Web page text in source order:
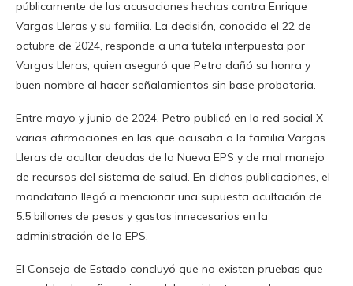
públicamente de las acusaciones hechas contra Enrique
Vargas Lleras y su familia. La decisión, conocida el 22 de
octubre de 2024, responde a una tutela interpuesta por
Vargas Lleras, quien aseguró que Petro dañó su honra y
buen nombre al hacer señalamientos sin base probatoria.
Entre mayo y junio de 2024, Petro publicó en la red social X
varias afirmaciones en las que acusaba a la familia Vargas
Lleras de ocultar deudas de la Nueva EPS y de mal manejo
de recursos del sistema de salud. En dichas publicaciones, el
mandatario llegó a mencionar una supuesta ocultación de
5.5 billones de pesos y gastos innecesarios en la
administración de la EPS.
El Consejo de Estado concluyó que no existen pruebas que